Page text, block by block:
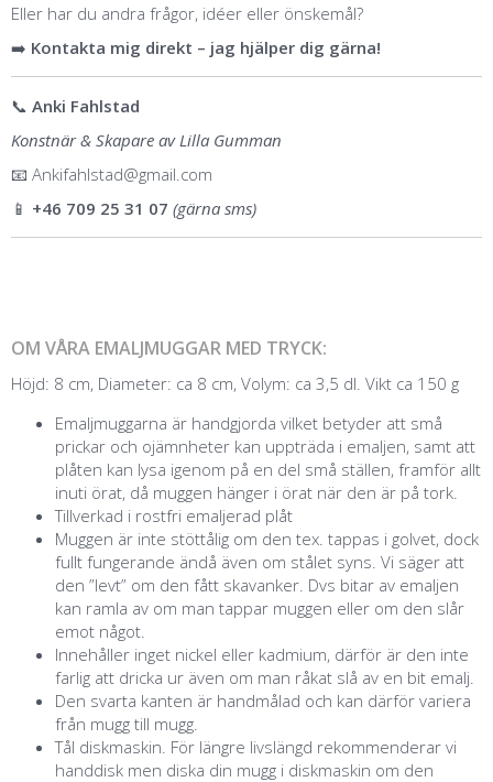
Eller har du andra frågor, idéer eller önskemål?
➡️ Kontakta mig direkt – jag hjälper dig gärna!
📞 Anki Fahlstad
Konstnär & Skapare av Lilla Gumman
📧 Ankifahlstad@gmail.com
📱 +46 709 25 31 07 (gärna sms)
OM VÅRA EMALJMUGGAR MED TRYCK:
Höjd: 8 cm, Diameter: ca 8 cm, Volym: ca 3,5 dl. Vikt ca 150 g
Emaljmuggarna är handgjorda vilket betyder att små
prickar och ojämnheter kan uppträda i emaljen, samt att
plåten kan lysa igenom på en del små ställen, framför allt
inuti örat, då muggen hänger i örat när den är på tork.
Tillverkad i rostfri emaljerad plåt
Muggen är inte stöttålig om den tex. tappas i golvet, dock
fullt fungerande ändå även om stålet syns. Vi säger att
den ”levt” om den fått skavanker. Dvs bitar av emaljen
kan ramla av om man tappar muggen eller om den slår
emot något.
Innehåller inget nickel eller kadmium, därför är den inte
farlig att dricka ur även om man råkat slå av en bit emalj.
Den svarta kanten är handmålad och kan därför variera
från mugg till mugg.
Tål diskmaskin. För längre livslängd rekommenderar vi
handdisk men diska din mugg i diskmaskin om den